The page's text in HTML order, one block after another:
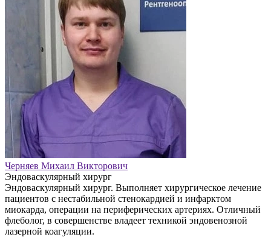
Черняев Михаил Викторович
Эндоваскулярный хирург
Эндоваскулярный хирург. Выполняет хирургическое лечение
пациентов с нестабильной стенокардией и инфарктом
миокарда, операции на периферических артериях. Отличный
флеболог, в совершенстве владеет техникой эндовенозной
лазерной коагуляции.